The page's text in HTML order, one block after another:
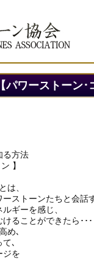
ワーストーン･
る方法
】
は、
ストーンたちと会話
ギーを感じ、
ることができたら･･･
め､
､
ジを